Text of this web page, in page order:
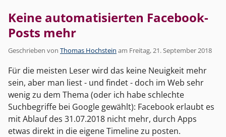
Keine automatisierten Facebook-
Posts mehr
Geschrieben von Thomas Hochstein am Freitag, 21. September 2018
Für die meisten Leser wird das keine Neuigkeit mehr
sein, aber man liest - und findet - doch im Web sehr
wenig zu dem Thema (oder ich habe schlechte
Suchbegriffe bei Google gewählt): Facebook erlaubt es
mit Ablauf des 31.07.2018 nicht mehr, durch Apps
etwas direkt in die eigene Timeline zu posten.